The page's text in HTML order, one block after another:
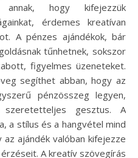
hogy kifejezzük
érdemes kreatívan
A pénzes ajándékok, bár
tűnhetnek, sokszor
figyelmes üzeneteket.
segíthet abban, hogy az
pénzösszeg legyen,
szeretetteljes gesztus. A
a stílus és a hangvétel mind
az ajándék valóban kifejezze
A kreatív szövegírás